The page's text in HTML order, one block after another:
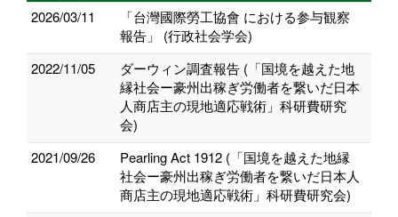
2026/03/11
「台灣國際勞工協會 における参与観察
報告」 (行政社会学会)
2022/11/05
ダーウィン調査報告 (「国境を越えた地
縁社会ー豪州出稼ぎ労働者を繋いだ日本
人商店主の現地適応戦術」科研費研究
会)
2021/09/26
Pearling Act 1912 (「国境を越えた地縁
社会ー豪州出稼ぎ労働者を繋いだ日本人
商店主の現地適応戦術」科研費研究会)